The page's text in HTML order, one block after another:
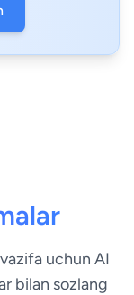
uchun AI
bilan sozlang